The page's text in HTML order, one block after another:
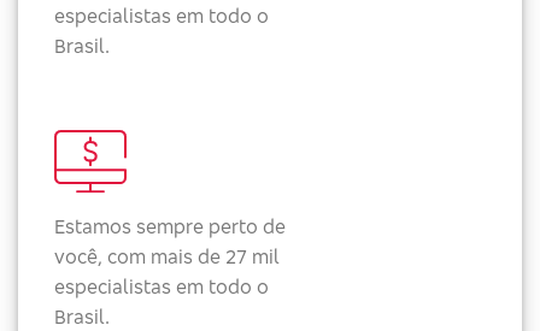
especialistas em todo o
Brasil.
Estamos sempre perto de
você, com mais de 27 mil
especialistas em todo o
Brasil.